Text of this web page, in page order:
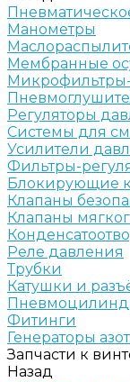
Манометры
Мембранные
Регуляторы
Системы для
Усилители
Фильтры-
Блокирующие
Клапаны
Клапаны
Реле давления
Трубки
Катушки и
Фитинги
Генераторы
Запчасти к
Назад